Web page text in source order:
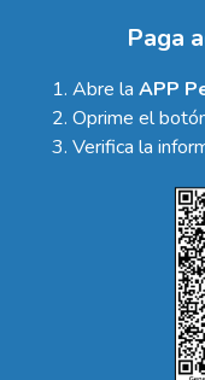
Paga
Abre la APP
Oprime el
Verifica la